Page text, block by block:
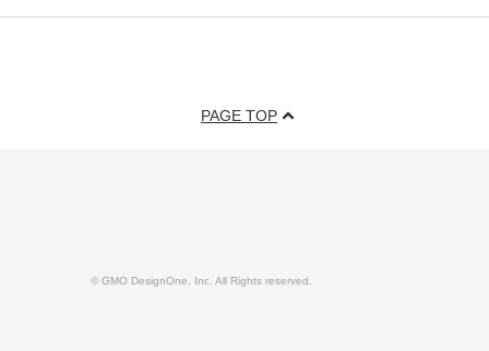
PAGE TOP
© GMO DesignOne, Inc. All Rights reserved.